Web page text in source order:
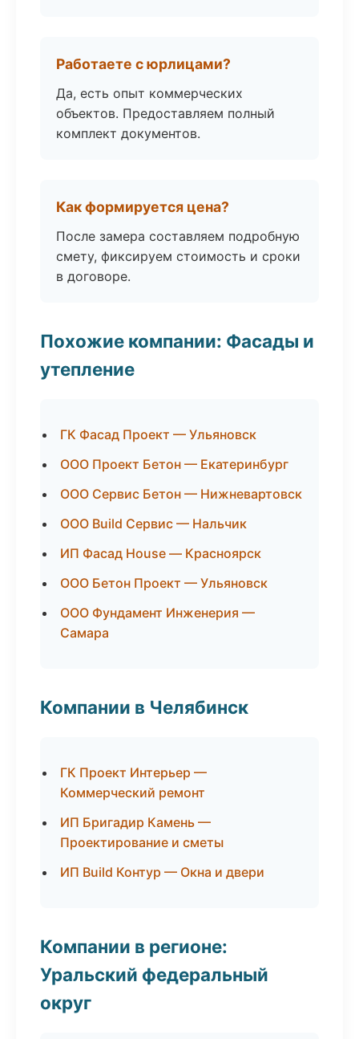
Работаете с юрлицами?
Да, есть опыт коммерческих
объектов. Предоставляем полный
комплект документов.
Как формируется цена?
После замера составляем подробную
смету, фиксируем стоимость и сроки
в договоре.
Похожие компании: Фасады и
утепление
ГК Фасад Проект — Ульяновск
ООО Проект Бетон — Екатеринбург
ООО Сервис Бетон — Нижневартовск
ООО Build Сервис — Нальчик
ИП Фасад House — Красноярск
ООО Бетон Проект — Ульяновск
ООО Фундамент Инженерия —
Самара
Компании в Челябинск
ГК Проект Интерьер —
Коммерческий ремонт
ИП Бригадир Камень —
Проектирование и сметы
ИП Build Контур — Окна и двери
Компании в регионе:
Уральский федеральный
округ